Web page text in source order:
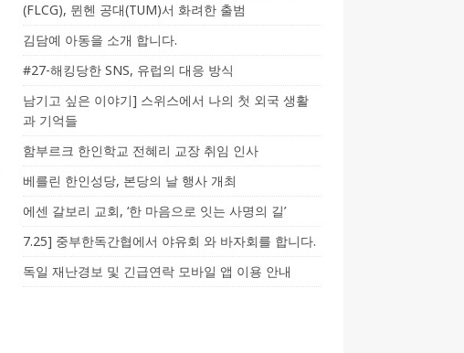
(FLCG), 뮌헨 공대(TUM)서 화려한 출범
김담예 아동을 소개 합니다.
#27-해킹당한 SNS, 유럽의 대응 방식
남기고 싶은 이야기] 스위스에서 나의 첫 외국 생활
과 기억들
함부르크 한인학교 전혜리 교장 취임 인사
베를린 한인성당, 본당의 날 행사 개최
에센 갈보리 교회, ‘한 마음으로 잇는 사명의 길’
7.25] 중부한독간협에서 야유회 와 바자회를 합니다.
독일 재난경보 및 긴급연락 모바일 앱 이용 안내